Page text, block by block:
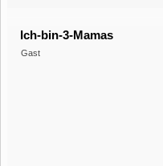
Ich-bin-3-Mamas
Gast